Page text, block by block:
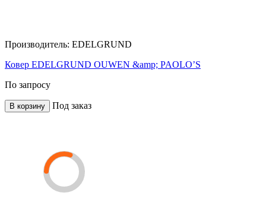
Производитель: EDELGRUND
Ковер EDELGRUND OUWEN &amp; PAOLO’S
По запросу
В корзину Под заказ